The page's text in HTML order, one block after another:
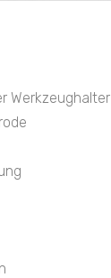
Werkzeughalter